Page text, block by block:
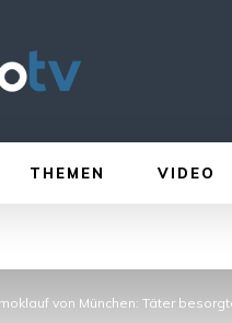
THEMEN VIDEO
von München: Täter